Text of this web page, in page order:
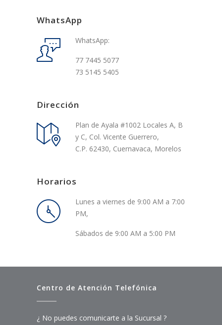
WhatsApp
WhatsApp:
77 7445 5077
73 5145 5405
Dirección
Plan de Ayala #1002 Locales A, B
y C, Col. Vicente Guerrero,
C.P. 62430, Cuernavaca, Morelos
Horarios
Lunes a viernes de 9:00 AM a 7:00
PM,
Sábados de 9:00 AM a 5:00 PM
Centro de Atención Telefónica
¿ No puedes comunicarte a la Sucursal ?